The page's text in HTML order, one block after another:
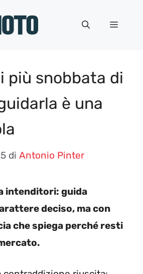
Menu
più snobbata di
è una
di Antonio Pinter
intenditori: guida
deciso, ma con
che spiega perché resti